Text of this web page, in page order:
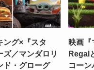
ング×『スタ
ズ／マンダロリ
ド・グローグ
映画『
Regal
コー